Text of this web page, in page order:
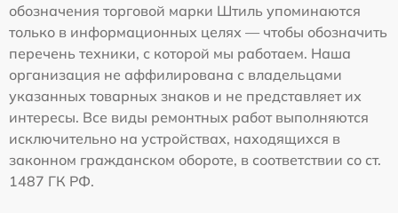
обозначения торговой марки Штиль упоминаются
только в информационных целях — чтобы обозначить
перечень техники, с которой мы работаем. Наша
организация не аффилирована с владельцами
указанных товарных знаков и не представляет их
интересы. Все виды ремонтных работ выполняются
исключительно на устройствах, находящихся в
законном гражданском обороте, в соответствии со ст.
1487 ГК РФ.